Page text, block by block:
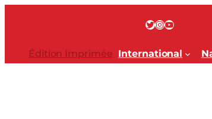
Twitter InstagramYouTube
Édition Imprimée International